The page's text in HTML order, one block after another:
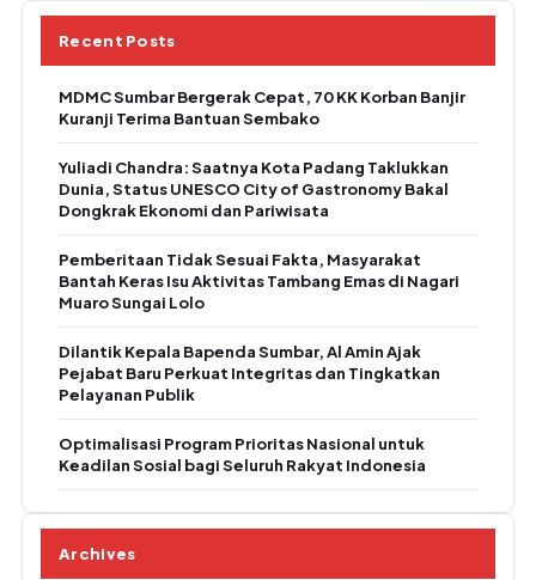
Recent Posts
MDMC Sumbar Bergerak Cepat, 70 KK Korban Banjir
Kuranji Terima Bantuan Sembako
Yuliadi Chandra: Saatnya Kota Padang Taklukkan
Dunia, Status UNESCO City of Gastronomy Bakal
Dongkrak Ekonomi dan Pariwisata
Pemberitaan Tidak Sesuai Fakta, Masyarakat
Bantah Keras Isu Aktivitas Tambang Emas di Nagari
Muaro Sungai Lolo
Dilantik Kepala Bapenda Sumbar, Al Amin Ajak
Pejabat Baru Perkuat Integritas dan Tingkatkan
Pelayanan Publik
Optimalisasi Program Prioritas Nasional untuk
Keadilan Sosial bagi Seluruh Rakyat Indonesia
Archives